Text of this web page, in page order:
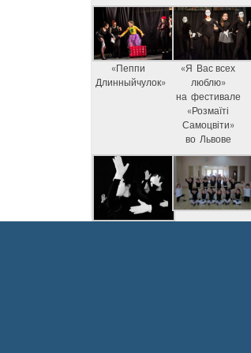
«Пеппи
Длинныйчулок»
«Я Вас всех
люблю»
на фестивале
«Розмаїті
Самоцвіти»
во Львове